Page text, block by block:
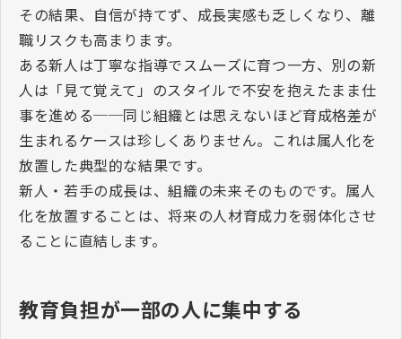
その結果、自信が持てず、成長実感も乏しくなり、離
職リスクも高まります。
ある新人は丁寧な指導でスムーズに育つ一方、別の新
人は「見て覚えて」のスタイルで不安を抱えたまま仕
事を進める──同じ組織とは思えないほど育成格差が
生まれるケースは珍しくありません。これは属人化を
放置した典型的な結果です。
新人・若手の成長は、組織の未来そのものです。属人
化を放置することは、将来の人材育成力を弱体化させ
ることに直結します。
教育負担が一部の人に集中する